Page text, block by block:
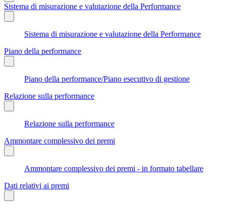
Sistema di misurazione e valutazione della Performance
Sistema di misurazione e valutazione della Performance
Piano della performance
Piano della performance/Piano esecutivo di gestione
Relazione sulla performance
Relazione sulla performance
Ammontare complessivo dei premi
Ammontare complessivo dei premi - in formato tabellare
Dati relativi ai premi